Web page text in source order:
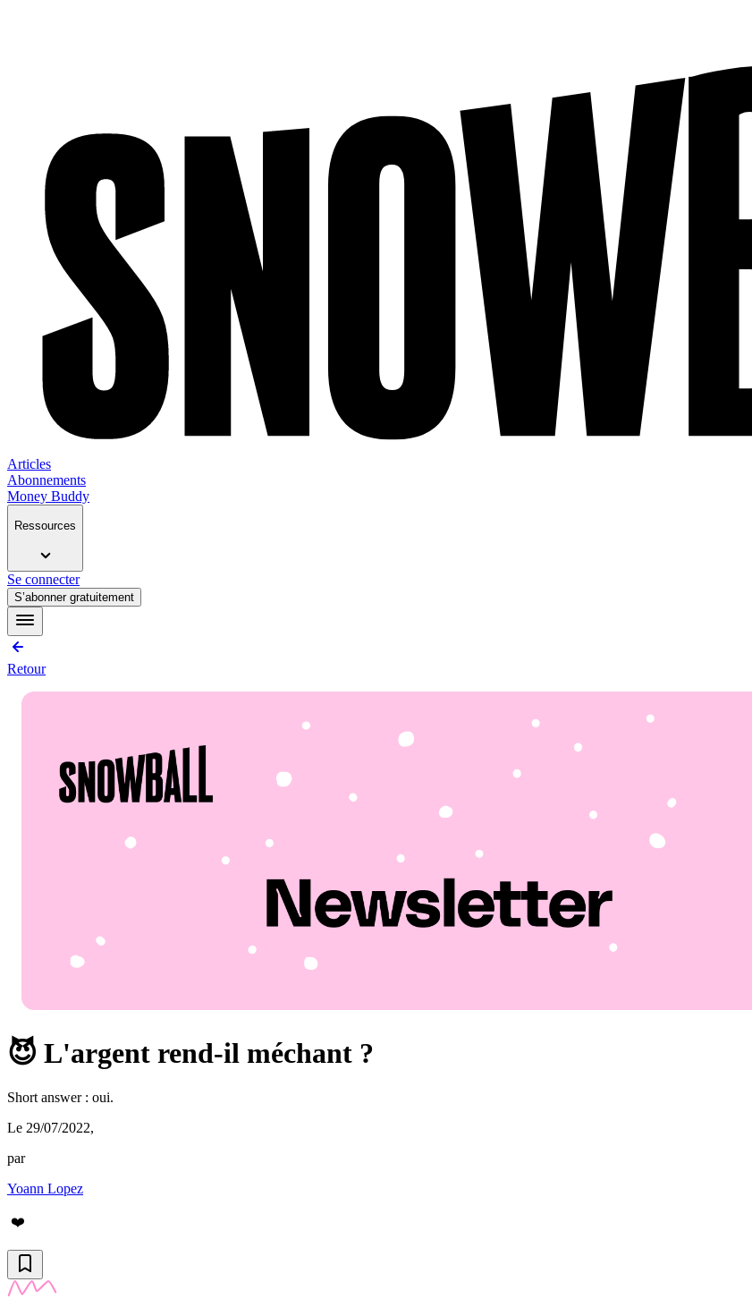
Articles
Abonnements
Money Buddy
Ressources
Se connecter
S’abonner gratuitement
Retour
😈 L'argent rend-il méchant ?
Short answer : oui.
Le 29/07/2022,
par
Yoann Lopez
❤️